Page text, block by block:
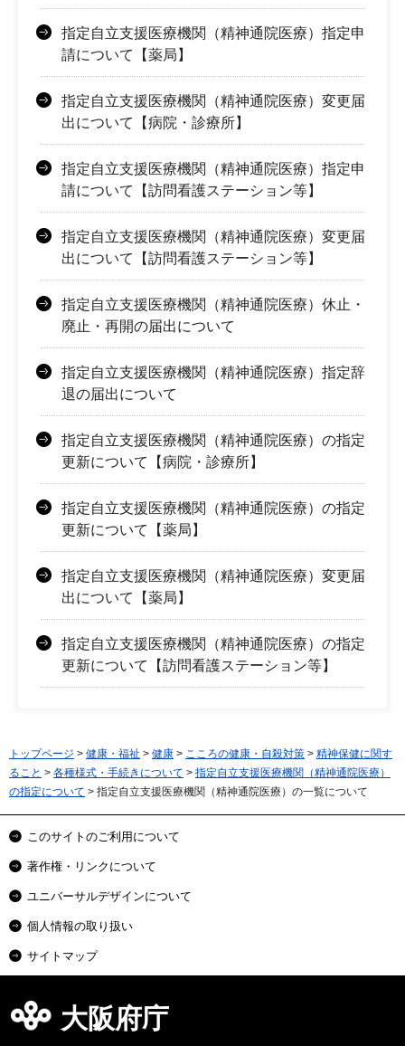
指定自立支援医療機関（精神通院医療）指定申
請について【薬局】
指定自立支援医療機関（精神通院医療）変更届
出について【病院・診療所】
指定自立支援医療機関（精神通院医療）指定申
請について【訪問看護ステーション等】
指定自立支援医療機関（精神通院医療）変更届
出について【訪問看護ステーション等】
指定自立支援医療機関（精神通院医療）休止・
廃止・再開の届出について
指定自立支援医療機関（精神通院医療）指定辞
退の届出について
指定自立支援医療機関（精神通院医療）の指定
更新について【病院・診療所】
指定自立支援医療機関（精神通院医療）の指定
更新について【薬局】
指定自立支援医療機関（精神通院医療）変更届
出について【薬局】
指定自立支援医療機関（精神通院医療）の指定
更新について【訪問看護ステーション等】
トップページ > 健康・福祉 > 健康 > こころの健康・自殺対策 > 精神保健に関す
ること > 各種様式・手続きについて > 指定自立支援医療機関（精神通院医療）
の指定について > 指定自立支援医療機関（精神通院医療）の一覧について
このサイトのご利用について
著作権・リンクについて
ユニバーサルデザインについて
個人情報の取り扱い
サイトマップ
大阪府庁